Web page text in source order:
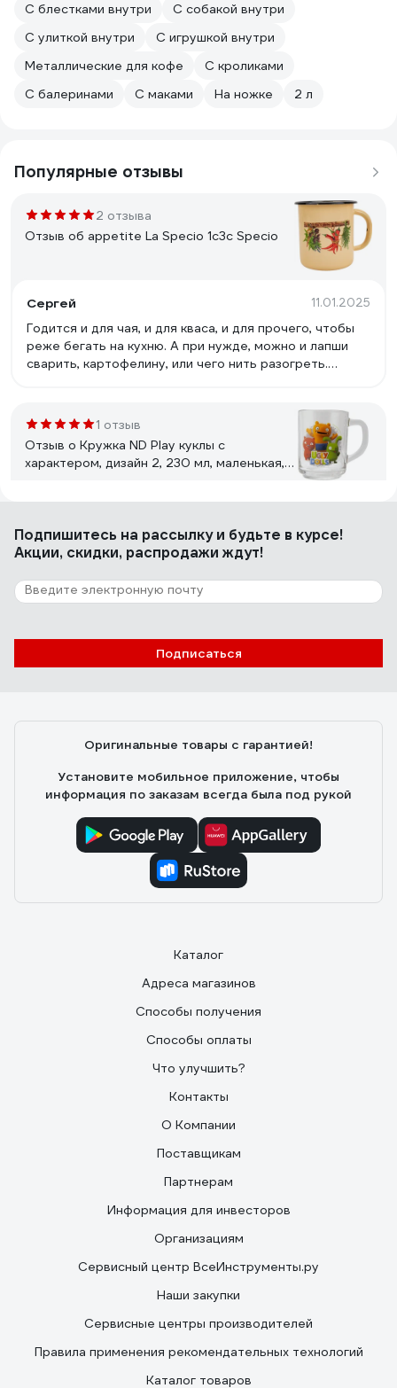
С блестками внутри
С собакой внутри
С улиткой внутри
С игрушкой внутри
Металлические для кофе
С кроликами
С балеринами
С маками На ножке 2 л
Популярные отзывы
2 отзыва
Отзыв об appetite La Specio 1с3с Specio
Сергей 11.01.2025
Годится и для чая, и для кваса, и для прочего, чтобы
реже бегать на кухню. А при нужде, можно и лапши
сварить, картофелину, или чего нить разогреть.
1 отзыв
Отзыв о Кружка ND Play куклы с
характером, дизайн 2, 230 мл, маленькая,
++
3 отзыва
LINEA 350 мл, LOVELY ANIMALS-1, 30-
Подпишитесь на рассылкуи будьте в курсе!
Акции, скидки, распродажи ждут!
Подписаться
Оригинальные товары с гарантией!
Установите мобильное приложение, чтобы
информация по заказам всегда была под рукой
Каталог
Адреса магазинов
Способы получения
Способы оплаты
Что улучшить?
Контакты
О Компании
Поставщикам
Партнерам
Информация для инвесторов
Организациям
Сервисный центр ВсеИнструменты.ру
Наши закупки
Сервисные центры производителей
Правила применения рекомендательных технологий
Каталог товаров